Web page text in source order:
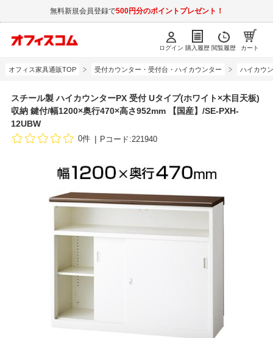
無料新規会員登録で500円分のポイントプレゼント！
ログイン 購入履歴 閲覧履歴 カート
オフィス家具通販TOP 受付カウンター・受付台・ハイカウンター ハイカウ
スチール製 ハイカウンターPX 受付 Uタイプ(ホワイト×木目天板)
収納 鍵付/幅1200×奥行470×高さ952mm 【国産】/SE-PXH-
12UBW
0件 Pコード:221940